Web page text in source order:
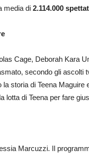
media di 2.114.000
Cage, Deborah Kara
secondo gli ascolti
storia di Teena Maguire
lotta di Teena per fare
Marcuzzi. Il